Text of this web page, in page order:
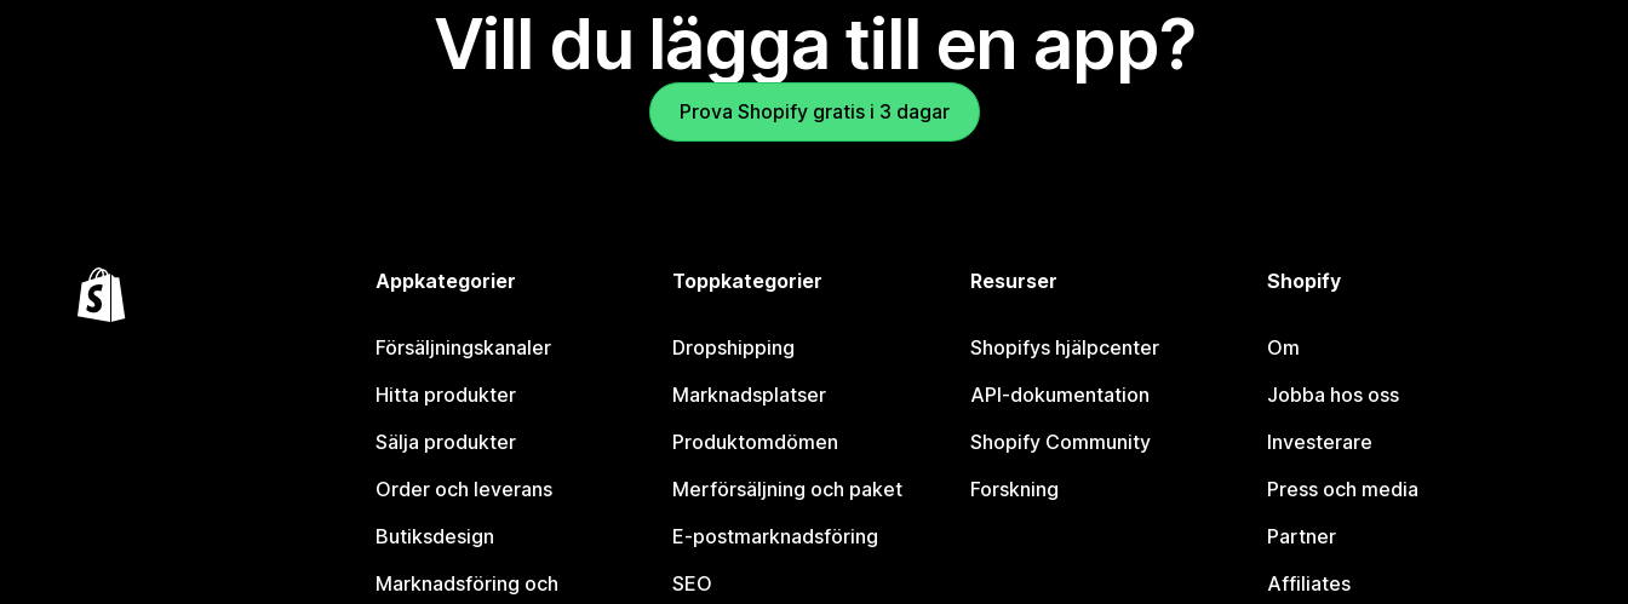
Vill du lägga till en app?
Prova Shopify gratis i 3 dagar
Appkategorier
Försäljningskanaler
Hitta produkter
Sälja produkter
Order och leverans
Butiksdesign
Marknadsföring och
Toppkategorier
Dropshipping
Marknadsplatser
Produktomdömen
Merförsäljning och paket
E-postmarknadsföring
SEO
Resurser
Shopifys hjälpcenter
API-dokumentation
Shopify Community
Forskning
Shopify
Om
Jobba hos oss
Investerare
Press och media
Partner
Affiliates